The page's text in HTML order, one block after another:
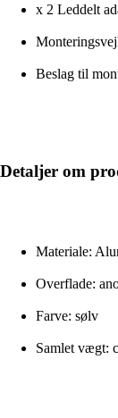
x 2 Leddelt
Beslag til
Detaljer om
Materiale:
Overflade:
Farve: sølv
Samlet vægt: